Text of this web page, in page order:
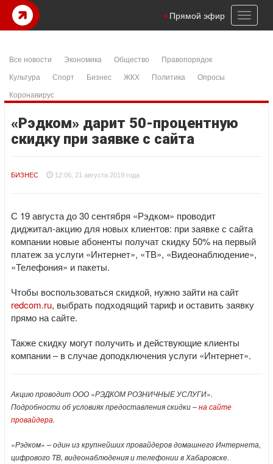
Toggle
Прямой эфир
Все новости Экономика Общество
Правопорядок
Культура
Спорт Бизнес ЖКХ Политика
Опросы
Коронавирус
«Рэдком» дарит 50-процентную
скидку при заявке с сайта
БИЗНЕС 12:06, 21 августа 2019 года
С 19 августа до 30 сентября «Рэдком» проводит
диджитал-акцию для новых клиентов: при заявке с сайта
компании новые абоненты получат скидку 50% на первый
платеж за услуги «Интернет», «ТВ», «Видеонаблюдение»,
«Телефония» и пакеты.
Чтобы воспользоваться скидкой, нужно зайти на сайт
redcom.ru, выбрать подходящий тариф и оставить заявку
прямо на сайте.
Также скидку могут получить и действующие клиенты
компании – в случае доподключения услуги «Интернет».
Акцию проводит ООО «РЭДКОМ РОЗНИЧНЫЕ УСЛУГИ».
Подробности об условиях предоставления скидки –на сайте
провайдера.
«Рэдком» – один из крупнейших провайдеров домашнего Интернета,
цифрового ТВ, видеонаблюдения и телефонии в Хабаровске.